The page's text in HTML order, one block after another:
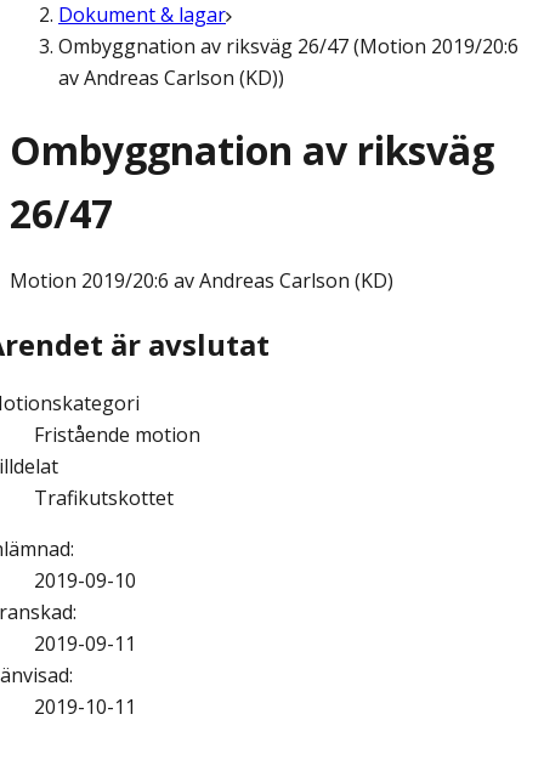
Dokument & lagar
Ombyggnation av riksväg 26/47 (Motion 2019/20:6
av Andreas Carlson (KD))
Ombyggnation av riksväg
26/47
Motion 2019/20:6 av Andreas Carlson (KD)
är avslutat
Fristående motion
Trafikutskottet
:
2019-09-10
:
2019-09-11
:
2019-10-11